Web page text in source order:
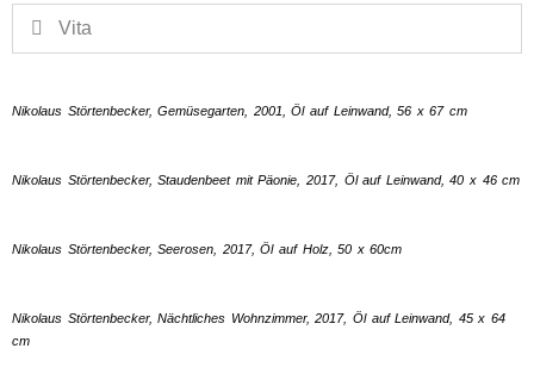
Vita
Nikolaus Störtenbecker, Gemüsegarten, 2001, Öl auf Leinwand, 56 x 67 cm
Nikolaus Störtenbecker, Staudenbeet mit Päonie, 2017, Öl auf Leinwand, 40 x 46 cm
Nikolaus Störtenbecker, Seerosen, 2017, Öl auf Holz, 50 x 60cm
Nikolaus Störtenbecker, Nächtliches Wohnzimmer, 2017, Öl auf Leinwand, 45 x 64
cm